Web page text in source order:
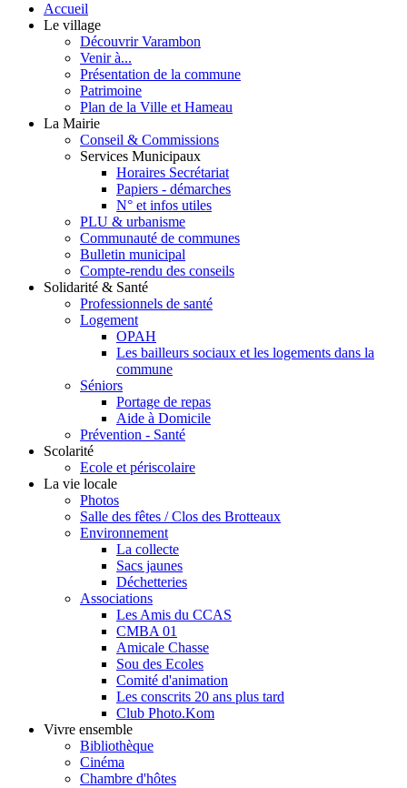
Accueil
Le village
Découvrir Varambon
Venir à...
Présentation de la commune
Patrimoine
Plan de la Ville et Hameau
La Mairie
Conseil & Commissions
Services Municipaux
Horaires Secrétariat
Papiers - démarches
N° et infos utiles
PLU & urbanisme
Communauté de communes
Bulletin municipal
Compte-rendu des conseils
Solidarité & Santé
Professionnels de santé
Logement
OPAH
Les bailleurs sociaux et les logements dans la
commune
Séniors
Portage de repas
Aide à Domicile
Prévention - Santé
Scolarité
Ecole et périscolaire
La vie locale
Photos
Salle des fêtes / Clos des Brotteaux
Environnement
La collecte
Sacs jaunes
Déchetteries
Associations
Les Amis du CCAS
CMBA 01
Amicale Chasse
Sou des Ecoles
Comité d'animation
Les conscrits 20 ans plus tard
Club Photo.Kom
Vivre ensemble
Bibliothèque
Cinéma
Chambre d'hôtes